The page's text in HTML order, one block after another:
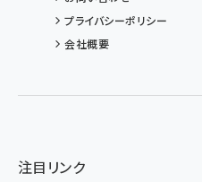
プライバシーポリシー
会社概要
注目リンク